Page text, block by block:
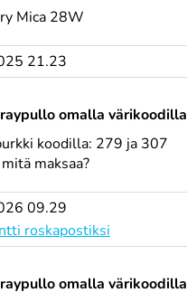
Mica 28W
21.23
omalla värikoodilla
koodilla: 279 ja 307
maksaa?
09.29
roskapostiksi
omalla värikoodilla